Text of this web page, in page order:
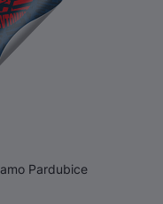
Pardubice